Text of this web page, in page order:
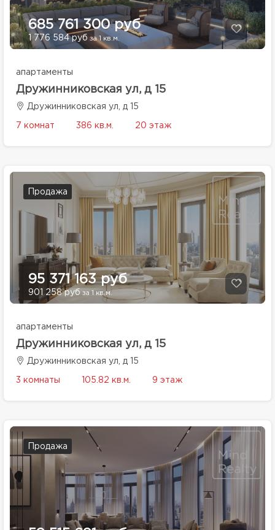
685 761 300 руб
1 776 584 руб за 1 кв.м.
апартаменты
Дружинниковская ул, д 15
Дружинниковская ул, д 15
7 комнат 386 кв.м. 20 этаж
Продажа
95 371 163 руб
901 258 руб за 1 кв.м.
апартаменты
Дружинниковская ул, д 15
Дружинниковская ул, д 15
3 комнаты 105.82 кв.м. 9 этаж
Продажа